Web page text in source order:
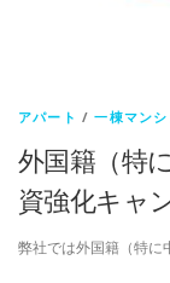
アパート /一棟マン
外国籍（特
資強化キャ
弊社では外国籍（特に